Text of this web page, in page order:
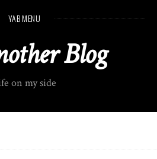
YAB MENU
Blog
on my side